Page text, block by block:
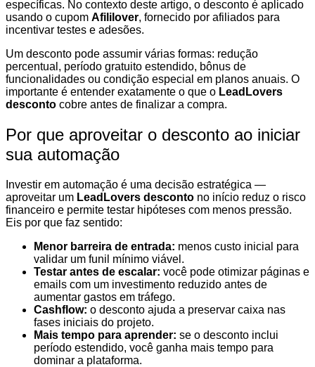
específicas. No contexto deste artigo, o desconto é aplicado
usando o cupom Afililover, fornecido por afiliados para
incentivar testes e adesões.
Um desconto pode assumir várias formas: redução
percentual, período gratuito estendido, bônus de
funcionalidades ou condição especial em planos anuais. O
importante é entender exatamente o que o LeadLovers
desconto cobre antes de finalizar a compra.
Por que aproveitar o desconto ao iniciar
sua automação
Investir em automação é uma decisão estratégica —
aproveitar um LeadLovers desconto no início reduz o risco
financeiro e permite testar hipóteses com menos pressão.
Eis por que faz sentido:
Menor barreira de entrada: menos custo inicial para
validar um funil mínimo viável.
Testar antes de escalar: você pode otimizar páginas e
emails com um investimento reduzido antes de
aumentar gastos em tráfego.
Cashflow: o desconto ajuda a preservar caixa nas
fases iniciais do projeto.
Mais tempo para aprender: se o desconto inclui
período estendido, você ganha mais tempo para
dominar a plataforma.